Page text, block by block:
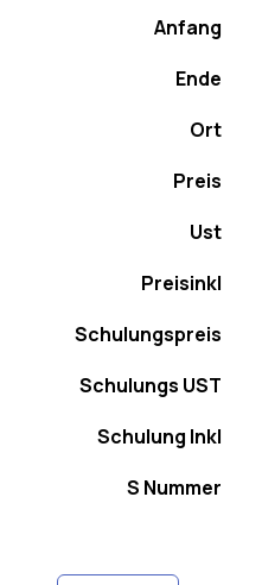
Anfang
Ende
Ort
Preis
Ust
Preisinkl
Schulungspreis
Schulungs UST
Schulung Inkl
S Nummer